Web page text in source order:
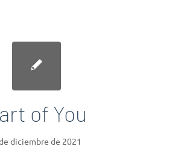
of You
diciembre de 2021